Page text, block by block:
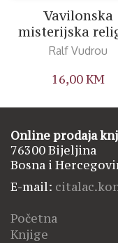
Vavilonska
misterijska
Ralf Vudrou
16,00KM
Online prodaja
76300 Bijeljina
Bosna i
E-mail:
Početna
Knjige